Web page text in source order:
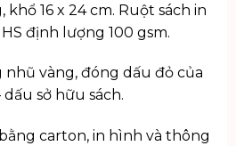
khổ 16 x 24 cm. Ruột sách in
định lượng 100 gsm.
nhũ vàng, đóng dấu đỏ của
dấu sở hữu sách.
carton, in hình và thông